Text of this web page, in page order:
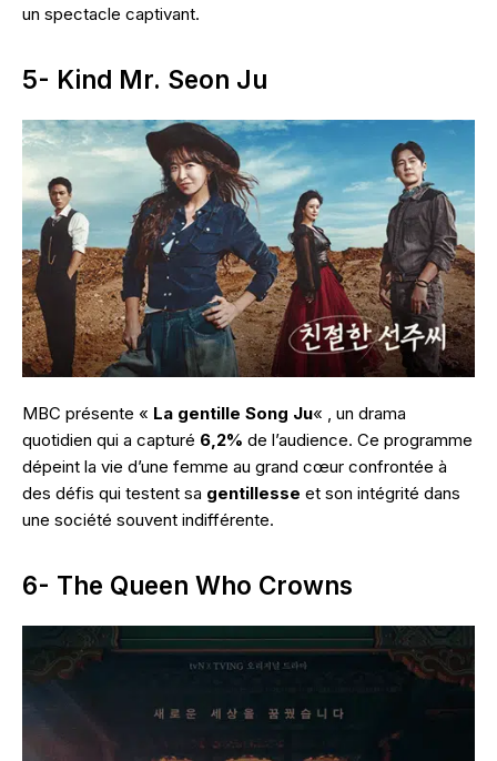
un spectacle captivant.
5- Kind Mr. Seon Ju
MBC présente « La gentille Song Ju« , un drama
quotidien qui a capturé 6,2% de l’audience. Ce programme
dépeint la vie d’une femme au grand cœur confrontée à
des défis qui testent sa gentillesse et son intégrité dans
une société souvent indifférente.
6- The Queen Who Crowns